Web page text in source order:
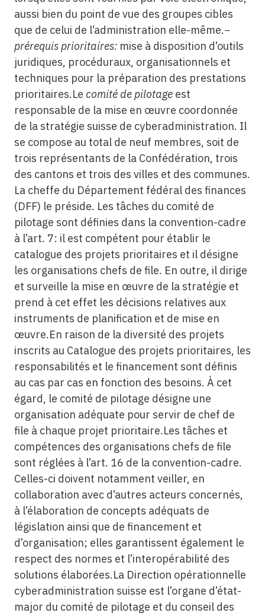
aussi bien du point de vue des groupes cibles
que de celui de l’administration elle-même.−
prérequis prioritaires:mise à disposition d’outils
juridiques, procéduraux, organisationnels et
techniques pour la préparation des prestations
prioritaires.Le comité de pilotageest
responsable de la mise en œuvre coordonnée
de la stratégie suisse de cyberadministration. Il
se compose au total de neuf membres, soit de
trois représentants de la Confédération, trois
des cantons et trois des villes et des communes.
La cheffe du Département fédéral des finances
(DFF) le préside. Les tâches du comité de
pilotage sont définies dans la convention-cadre
à l’art. 7: il est compétent pour établir le
catalogue des projets prioritaires et il désigne
les organisations chefs de file. En outre, il dirige
et surveille la mise en œuvre de la stratégie et
prend à cet effet les décisions relatives aux
instruments de planification et de mise en
œuvre.En raison de la diversité des projets
inscrits au Catalogue des projets prioritaires, les
responsabilités et le financement sont définis
au cas par cas en fonction des besoins. À cet
égard, le comité de pilotage désigne une
organisation adéquate pour servir de chef de
file à chaque projet prioritaire.Les tâches et
compétences des organisations chefs de file
sont réglées à l’art. 16 de la convention-cadre.
Celles-ci doivent notamment veiller, en
collaboration avec d’autres acteurs concernés,
à l’élaboration de concepts adéquats de
législation ainsi que de financement et
d’organisation; elles garantissent également le
respect des normes et l’interopérabilité des
solutions élaborées.La Direction opérationnelle
cyberadministration suisse est l’organe d’état-
major du comité de pilotage et du conseil des